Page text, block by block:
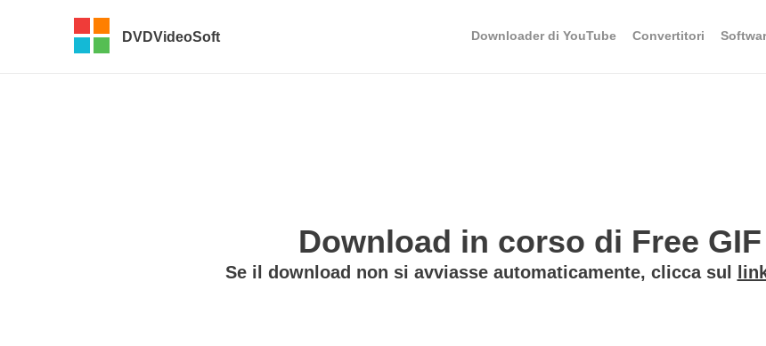
DVDVideoSoft Downloader di YouTube Convertitori
Download in corso di Free
Se il download non si avviasse automaticamente, clicca sul